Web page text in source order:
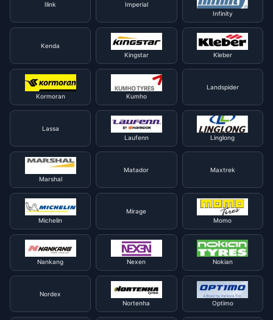
Ilink
Imperial
Infinity
Kenda
Kingstar
Kleber
Kormoran Kumho
Landspider
Lassa
Laufenn
Linglong
Marshal
Matador Maxtrek
Michelin
Mirage
Momo
Nankang Nexen Nokian
Nordex
Nortenha
Optimo